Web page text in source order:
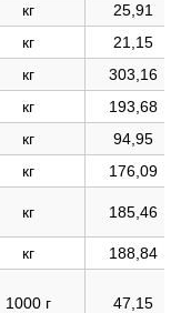
кг
25,91
кг
21,15
кг
303,16
кг
193,68
кг
94,95
кг 176,09
кг 185,46
кг 188,84
1000 г 47,15